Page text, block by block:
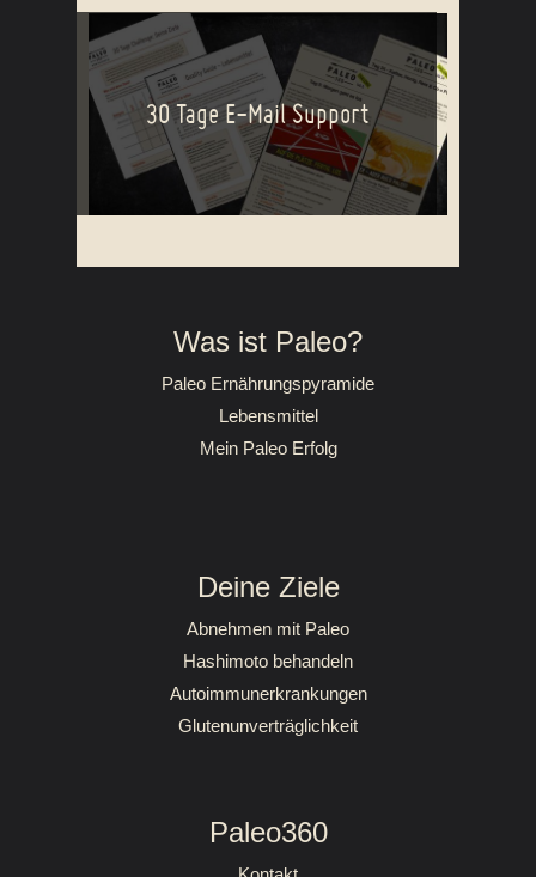
30 Tage E-Mail Support
Was ist Paleo?
Paleo Ernährungspyramide
Lebensmittel
Mein Paleo Erfolg
Deine Ziele
Abnehmen mit Paleo
Hashimoto behandeln
Autoimmunerkrankungen
Glutenunverträglichkeit
Paleo360